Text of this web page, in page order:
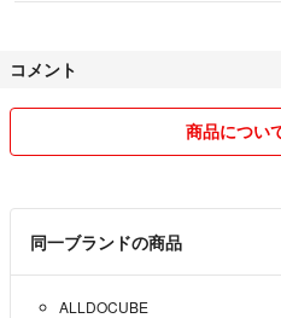
コメント
商品につい
同一ブランドの商品
ALLDOCUBE